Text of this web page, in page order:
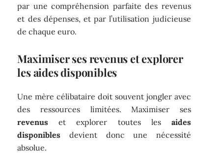
par une compréhension parfaite des revenus
et des dépenses, et par l’utilisation judicieuse
de chaque euro.
Maximiser ses revenus et explorer
les aides disponibles
Une mère célibataire doit souvent jongler avec
des ressources limitées. Maximiser ses
revenus et explorer toutes les aides
disponibles devient donc une nécessité
absolue.